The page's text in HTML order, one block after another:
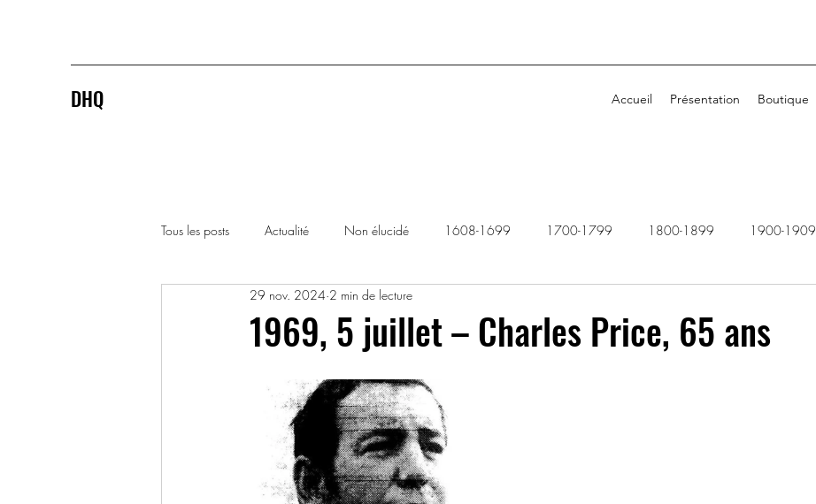
DHQ Accueil Présentation Boutique
Tous les posts Actualité Non élucidé 1608-1699 1700-1799 1800-1899 1900-1909
1920-1929 1930-1939 1940-1949
1969, 5 juillet – Charles Price, 65 ans
29 nov. 2024 2 min de lecture